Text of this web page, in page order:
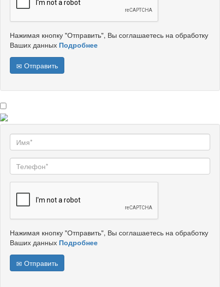
Нажимая кнопку "Отправить", Вы соглашаетесь на обработку
Ваших данных Подробнее
Отправить
Нажимая кнопку "Отправить", Вы соглашаетесь на обработку
Ваших данных Подробнее
Отправить